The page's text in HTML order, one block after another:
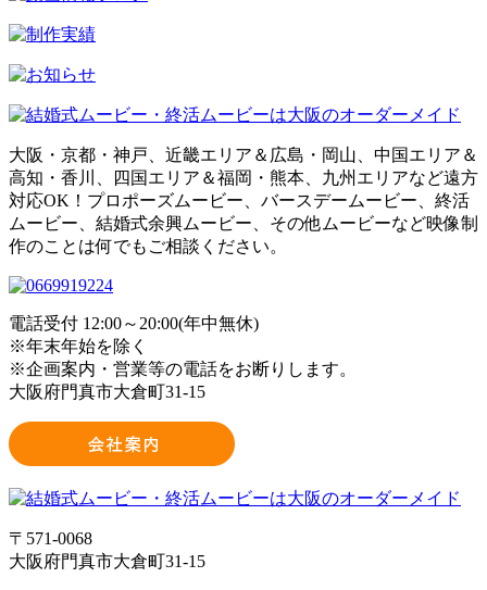
大阪・京都・神戸、近畿エリア＆広島・岡山、中国エリア＆
高知・香川、四国エリア＆福岡・熊本、九州エリアなど遠方
対応OK！プロポーズムービー、バースデームービー、終活
ムービー、結婚式余興ムービー、その他ムービーなど映像制
作のことは何でもご相談ください。
電話受付 12:00～20:00(年中無休)
※年末年始を除く
※企画案内・営業等の電話をお断りします。
大阪府門真市大倉町31-15
〒571-0068
大阪府門真市大倉町31-15